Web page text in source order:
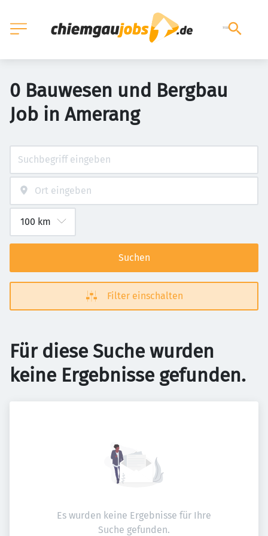
0 Bauwesen und Bergbau
Job in Amerang
Suchen
Filter einschalten
Für diese Suche wurden
keine Ergebnisse gefunden.
Es wurden keine Ergebnisse für Ihre
Suche gefunden.